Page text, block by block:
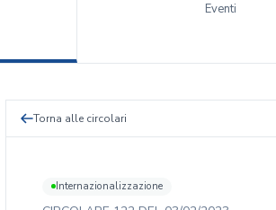
Eventi
Torna alle circolari
Internazionalizzazione